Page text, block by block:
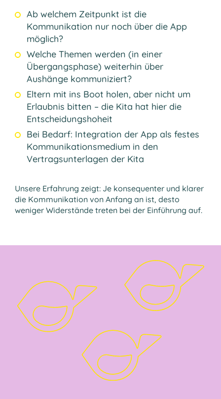
Ab welchem Zeitpunkt ist die
Kommunikation nur noch über die App
möglich?
Welche Themen werden (in einer
Übergangsphase) weiterhin über
Aushänge kommuniziert?
Eltern mit ins Boot holen, aber nicht um
Erlaubnis bitten – die Kita hat hier die
Entscheidungshoheit
Bei Bedarf: Integration der App als festes
Kommunikationsmedium in den
Vertragsunterlagen der Kita
Unsere Erfahrung zeigt: Je konsequenter und klarer
die Kommunikation von Anfang an ist, desto
weniger Widerstände treten bei der Einführung auf.